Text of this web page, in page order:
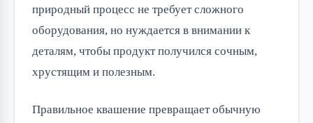
природный процесс не требует сложного
оборудования, но нуждается в внимании к
деталям, чтобы продукт получился сочным,
хрустящим и полезным.
Правильное квашение превращает обычную